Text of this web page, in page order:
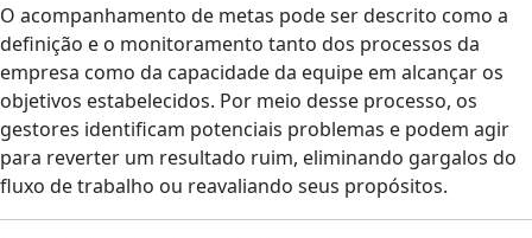
O acompanhamento de metas pode ser descrito como a
definição e o monitoramento tanto dos processos da
empresa como da capacidade da equipe em alcançar os
objetivos estabelecidos. Por meio desse processo, os
gestores identificam potenciais problemas e podem agir
para reverter um resultado ruim, eliminando gargalos do
fluxo de trabalho ou reavaliando seus propósitos.